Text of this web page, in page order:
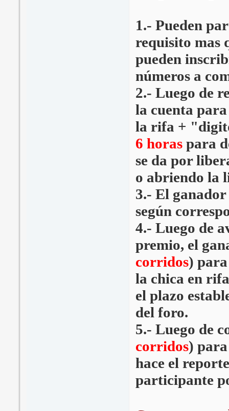
1.- Pueden
requisito mas
pueden
números a
2.- Luego de
la cuenta
la rifa +
6 horas para
se da por
o abriendo la
3.- El
según
4.- Luego de
premio, el
corridos)
la chica en
el plazo
del foro.
5.- Luego de
corridos) para
hace el
participante